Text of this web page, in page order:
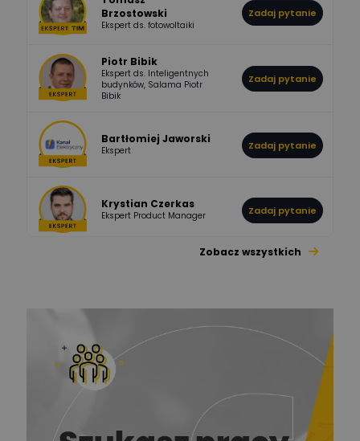
boss 532 714
DawidZak 796 244
Brzostowski
Ekspert ds. fotowoltaiki
Zadaj pytanie
Piotr Bibik
Ekspert ds. Inteligentnych
budynków, Salama Piotr
Bibik
Zadaj pytanie
Bartłomiej Jaworski
Ekspert Zadaj pytanie
Krystian Czerkas
Ekspert Product Manager Zadaj pytanie
Ekspert ds. prądu Zadaj pytanie
Krzysztof
Zadaj pytanie
Zobacz wszystkich